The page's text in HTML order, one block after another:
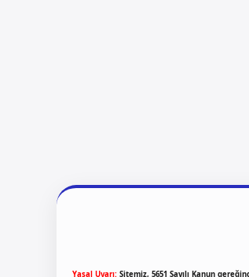
Yasal Uyarı: Sitemiz, 5651 Sayılı Kanun